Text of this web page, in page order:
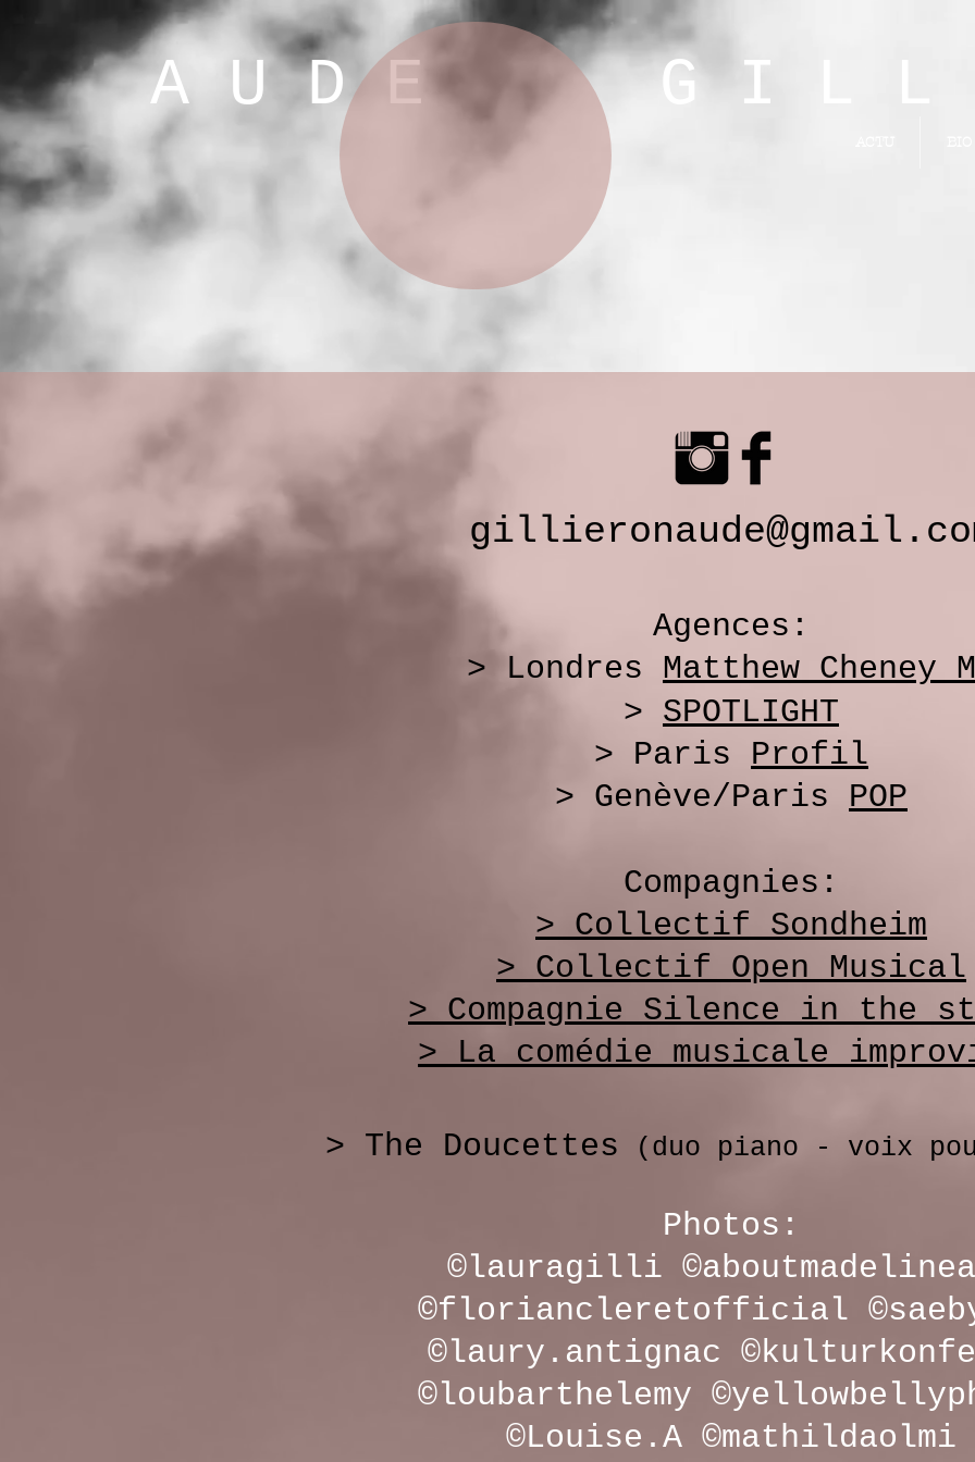
U D E G I L L I
Agences:
> Londres Matthew Cheney
> SPOTLIGHT
> Paris
Profil
> Genève/Paris POP
Compagnies:
> Collectif Sondheim
> Collectif Open Musical
> Compagnie Silence in the
> La comédie musicale
> The Doucettes (duo piano - voix
​Photos:
©lauragilli
©floriancleretofficial
©laury.antignac
©loubarthelemy
©Louise.A ©mathildaolmi